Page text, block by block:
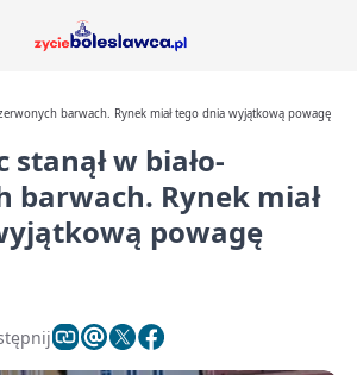
barwach. Rynek miał tego dnia wyjątkową powagę
stanął w biało-
barwach. Rynek miał
powagę